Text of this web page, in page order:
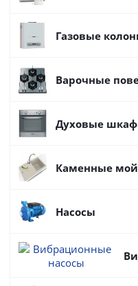
Газовые
Варочные
Духовые
Каменные
Насосы